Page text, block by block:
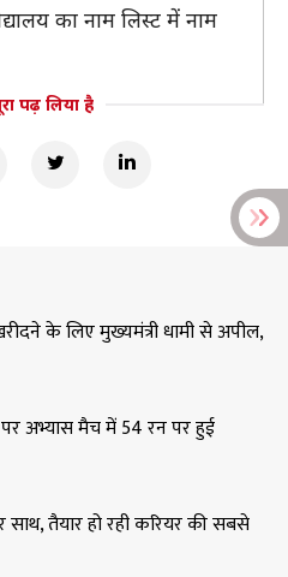
का नाम लिस्ट में नाम
पढ़ लिया है
के लिए मुख्यमंत्री धामी से अपील,
पर अभ्यास मैच में 54 रन पर हुई
तैयार हो रही करियर की सबसे